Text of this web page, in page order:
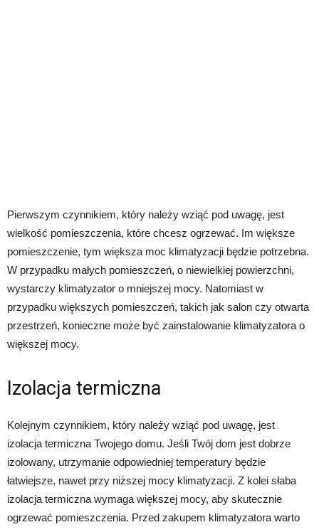
Pierwszym czynnikiem, który należy wziąć pod uwagę, jest
wielkość pomieszczenia, które chcesz ogrzewać. Im większe
pomieszczenie, tym większa moc klimatyzacji będzie potrzebna.
W przypadku małych pomieszczeń, o niewielkiej powierzchni,
wystarczy klimatyzator o mniejszej mocy. Natomiast w
przypadku większych pomieszczeń, takich jak salon czy otwarta
przestrzeń, konieczne może być zainstalowanie klimatyzatora o
większej mocy.
Izolacja termiczna
Kolejnym czynnikiem, który należy wziąć pod uwagę, jest
izolacja termiczna Twojego domu. Jeśli Twój dom jest dobrze
izolowany, utrzymanie odpowiedniej temperatury będzie
łatwiejsze, nawet przy niższej mocy klimatyzacji. Z kolei słaba
izolacja termiczna wymaga większej mocy, aby skutecznie
ogrzewać pomieszczenia. Przed zakupem klimatyzatora warto